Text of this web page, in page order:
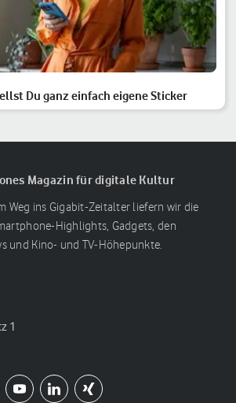
Du ganz einfach eigene Sticker
Magazin für digitale Kultur
Weg ins Gigabit-Zeitalter liefern wir die
Highlights, Gadgets, den
und Kino- und TV-Höhepunkte.
1